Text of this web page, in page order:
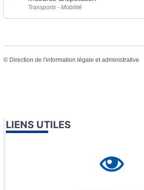
Transports - Mobilité
© Direction de l'information légale et administrative
LIENS UTILES